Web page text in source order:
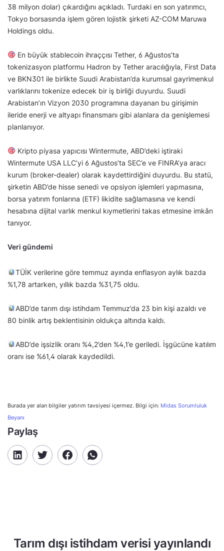
38 milyon dolar) çıkardığını açıkladı. Turdaki en son yatırımcı,
Tokyo borsasında işlem gören lojistik şirketi AZ-COM Maruwa
Holdings oldu.
En büyük stablecoin ihraççısı Tether, 6 Ağustos’ta
tokenizasyon platformu Hadron by Tether aracılığıyla, First Data
ve BKN301 ile birlikte Suudi Arabistan’da kurumsal gayrimenkul
varlıklarını tokenize edecek bir iş birliği duyurdu. Suudi
Arabistan’ın Vizyon 2030 programına dayanan bu girişimin
ileride enerji ve altyapı finansmanı gibi alanlara da genişlemesi
planlanıyor.
Kripto piyasa yapıcısı Wintermute, ABD’deki iştiraki
Wintermute USA LLC’yi 6 Ağustos’ta SEC’e ve FINRA’ya aracı
kurum (broker-dealer) olarak kaydettirdiğini duyurdu. Bu statü,
şirketin ABD’de hisse senedi ve opsiyon işlemleri yapmasına,
borsa yatırım fonlarına (ETF) likidite sağlamasına ve kendi
hesabına dijital varlık menkul kıymetlerini takas etmesine imkân
tanıyor.
Veri gündemi
TÜİK verilerine göre temmuz ayında enflasyon aylık bazda
%1,78 artarken, yıllık bazda %31,75 oldu.
ABD’de tarım dışı istihdam Temmuz’da 23 bin kişi azaldı ve
80 binlik artış beklentisinin oldukça altında kaldı.
ABD’de işsizlik oranı %4,2’den %4,1’e geriledi. İşgücüne katılım
oranı ise %61,4 olarak kaydedildi.
Burada yer alan bilgiler yatırım tavsiyesi içermez. Bilgi için: Midas Sorumluluk
Beyanı
Paylaş
Tarım dışı istihdam verisi yayınlandı